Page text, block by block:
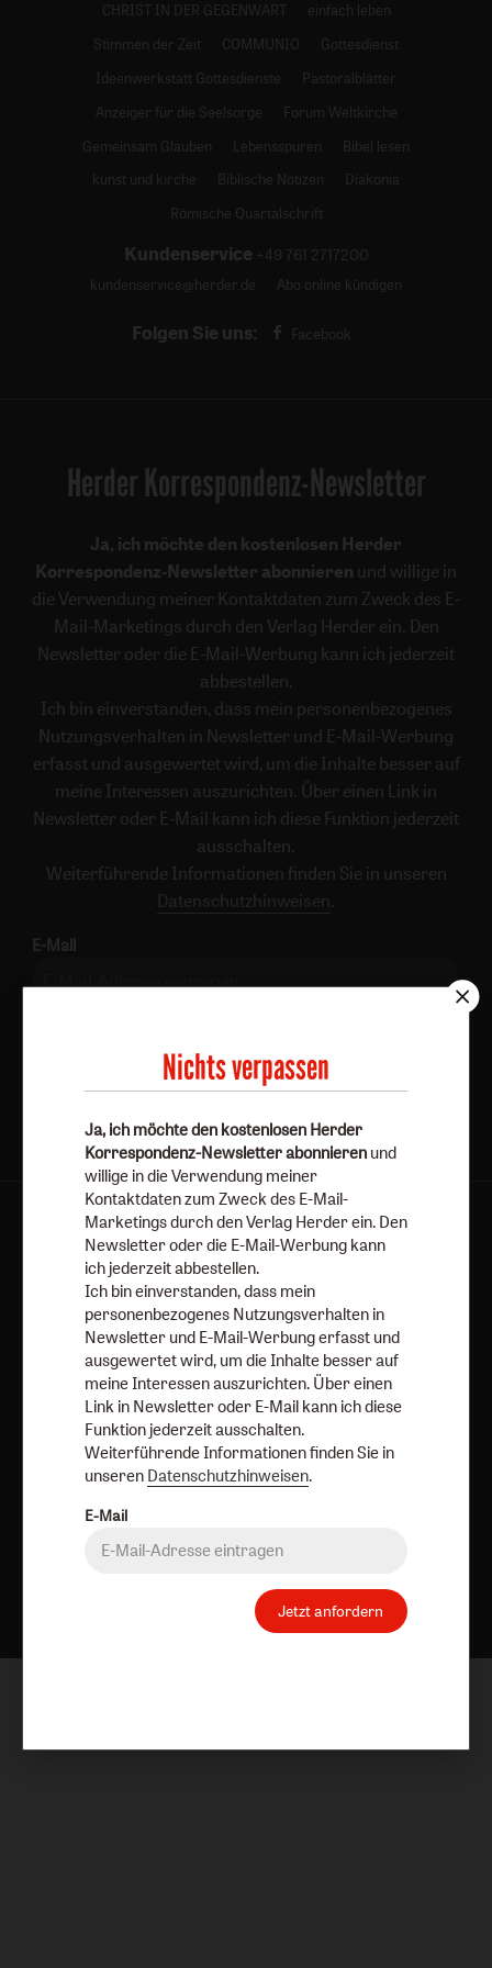
CHRIST IN DER GEGENWART
einfach leben
Stimmen der Zeit
COMMUNIO
Gottesdienst
Ideenwerkstatt Gottesdienste
Pastoralblätter
Anzeiger für die Seelsorge
Forum Weltkirche
Gemeinsam Glauben
Lebensspuren
Bibel lesen
kunst und kirche
Biblische Notizen
Diakonia
Römische Quartalschrift
Kundenservice +49 761 2717200
kundenservice@herder.de
Abo online kündigen
Folgen Sie uns: Facebook
Herder Korrespondenz-Newsletter
Ja, ich möchte den kostenlosen Herder
Korrespondenz-Newsletter abonnieren und willige in
die Verwendung meiner Kontaktdaten zum Zweck des E-
Mail-Marketings durch den Verlag Herder ein. Den
Newsletter oder die E-Mail-Werbung kann ich jederzeit
abbestellen.
Ich bin einverstanden, dass mein personenbezogenes
Nutzungsverhalten in Newsletter und E-Mail-Werbung
erfasst und ausgewertet wird, um die Inhalte besser auf
meine Interessen auszurichten. Über einen Link in
Newsletter oder E-Mail kann ich diese Funktion jederzeit
ausschalten.
Weiterführende Informationen finden Sie in unseren
Datenschutzhinweisen .
E-Mail
AGB und Widerrufsbelehrung
Datenschutz
Barrierefreiheit
Impressum
Vertrag widerrufen Abo online kündigen
Nichts verpassen
Ja, ich möchte den kostenlosen Herder
Korrespondenz-Newsletter abonnieren und
willige in die Verwendung meiner
Kontaktdaten zum Zweck des E-Mail-
Marketings durch den Verlag Herder ein. Den
Newsletter oder die E-Mail-Werbung kann
ich jederzeit abbestellen.
Ich bin einverstanden, dass mein
personenbezogenes Nutzungsverhalten in
Newsletter und E-Mail-Werbung erfasst und
ausgewertet wird, um die Inhalte besser auf
meine Interessen auszurichten. Über einen
Link in Newsletter oder E-Mail kann ich diese
Funktion jederzeit ausschalten.
Weiterführende Informationen finden Sie in
unseren Datenschutzhinweisen.
E-Mail
Jetzt anfordern